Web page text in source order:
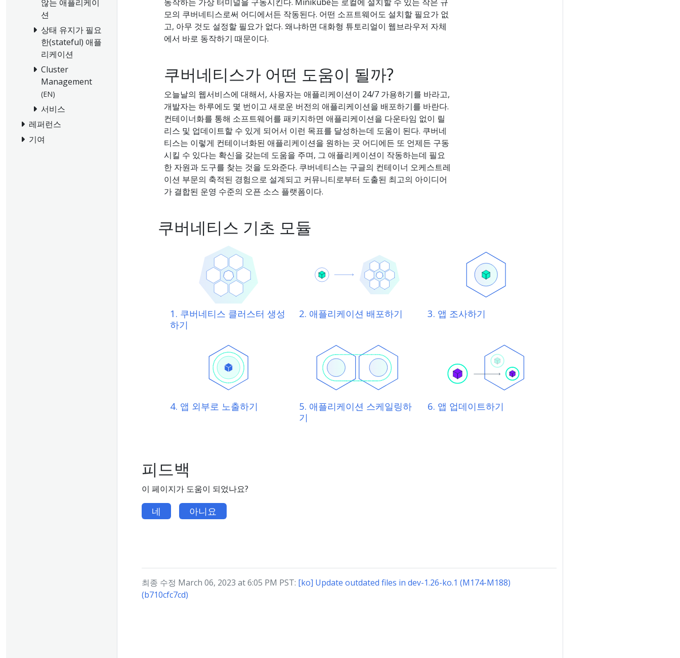
않는 애플리케이
션
상태 유지가 필요
한(stateful) 애플
리케이션
Cluster
Management
(EN)
서비스
레퍼런스
기여
모의 쿠버네티스로써 어디에서든 작동된다. 어떤 소프트웨어도 설치할 필요가 없
고, 아무 것도 설정할 필요가 없다. 왜냐하면 대화형 튜토리얼이 웹브라우저 자체
에서 바로 동작하기 때문이다.
쿠버네티스가 어떤 도움이 될까?
오늘날의 웹서비스에 대해서, 사용자는 애플리케이션이 24/7 가용하기를 바라고,
개발자는 하루에도 몇 번이고 새로운 버전의 애플리케이션을 배포하기를 바란다.
컨테이너화를 통해 소프트웨어를 패키지하면 애플리케이션을 다운타임 없이 릴
리스 및 업데이트할 수 있게 되어서 이런 목표를 달성하는데 도움이 된다. 쿠버네
티스는 이렇게 컨테이너화된 애플리케이션을 원하는 곳 어디에든 또 언제든 구동
시킬 수 있다는 확신을 갖는데 도움을 주며, 그 애플리케이션이 작동하는데 필요
한 자원과 도구를 찾는 것을 도와준다. 쿠버네티스는 구글의 컨테이너 오케스트레
이션 부문의 축적된 경험으로 설계되고 커뮤니티로부터 도출된 최고의 아이디어
가 결합된 운영 수준의 오픈 소스 플랫폼이다.
쿠버네티스 기초 모듈
1. 쿠버네티스 클러스터 생성
하기
2. 애플리케이션 배포하기 3. 앱 조사하기
4. 앱 외부로 노출하기
5. 애플리케이션 스케일링하
기
6. 앱 업데이트하기
피드백
이 페이지가 도움이 되었나요?
네 아니요
최종 수정 March 06, 2023 at 6:05 PM PST: [ko] Update outdated files in dev-1.26-ko.1 (M174-M188)
(b710cfc7cd)